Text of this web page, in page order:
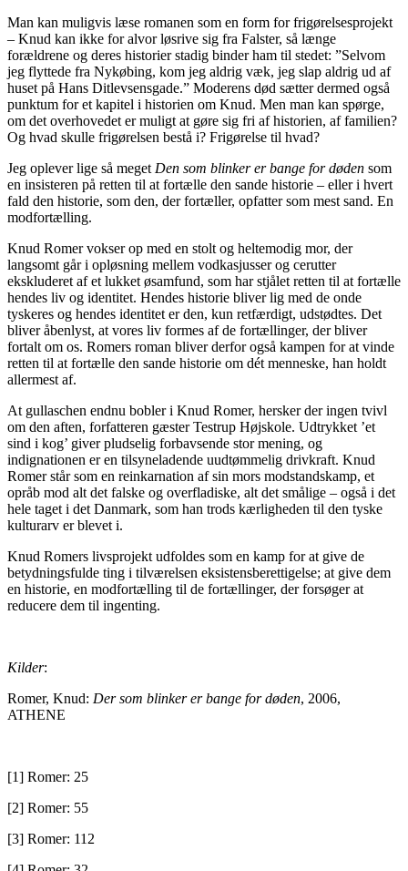
Man kan muligvis læse romanen som en form for frigørelsesprojekt
– Knud kan ikke for alvor løsrive sig fra Falster, så længe
forældrene og deres historier stadig binder ham til stedet: ”Selvom
jeg flyttede fra Nykøbing, kom jeg aldrig væk, jeg slap aldrig ud af
huset på Hans Ditlevsensgade.” Moderens død sætter dermed også
punktum for et kapitel i historien om Knud. Men man kan spørge,
om det overhovedet er muligt at gøre sig fri af historien, af familien?
Og hvad skulle frigørelsen bestå i? Frigørelse til hvad?
Jeg oplever lige så meget Den som blinker er bange for døden som
en insisteren på retten til at fortælle den sande historie – eller i hvert
fald den historie, som den, der fortæller, opfatter som mest sand. En
modfortælling.
Knud Romer vokser op med en stolt og heltemodig mor, der
langsomt går i opløsning mellem vodkasjusser og cerutter
ekskluderet af et lukket øsamfund, som har stjålet retten til at fortælle
hendes liv og identitet. Hendes historie bliver lig med de onde
tyskeres og hendes identitet er den, kun retfærdigt, udstødtes. Det
bliver åbenlyst, at vores liv formes af de fortællinger, der bliver
fortalt om os. Romers roman bliver derfor også kampen for at vinde
retten til at fortælle den sande historie om dét menneske, han holdt
allermest af.
At gullaschen endnu bobler i Knud Romer, hersker der ingen tvivl
om den aften, forfatteren gæster Testrup Højskole. Udtrykket ’et
sind i kog’ giver pludselig forbavsende stor mening, og
indignationen er en tilsyneladende uudtømmelig drivkraft. Knud
Romer står som en reinkarnation af sin mors modstandskamp, et
opråb mod alt det falske og overfladiske, alt det smålige – også i det
hele taget i det Danmark, som han trods kærligheden til den tyske
kulturarv er blevet i.
Knud Romers livsprojekt udfoldes som en kamp for at give de
betydningsfulde ting i tilværelsen eksistensberettigelse; at give dem
en historie, en modfortælling til de fortællinger, der forsøger at
reducere dem til ingenting.
Kilder:
Romer, Knud: Der som blinker er bange for døden, 2006,
ATHENE
[1] Romer: 25
[2] Romer: 55
[3] Romer: 112